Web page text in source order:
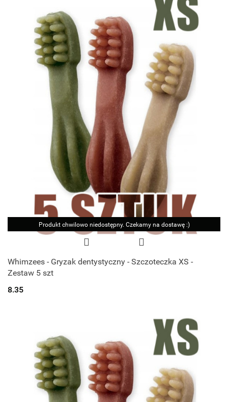
Produkt chwilowo niedostępny. Czekamy na dostawę :)
Whimzees - Gryzak dentystyczny - Szczoteczka XS -
Zestaw 5 szt
8.35